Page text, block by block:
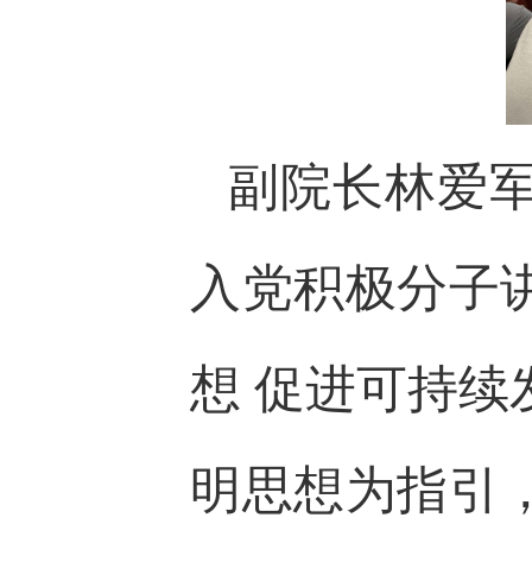
副院长林爱
入党积极分子
想 促进可持续
明思想为指引